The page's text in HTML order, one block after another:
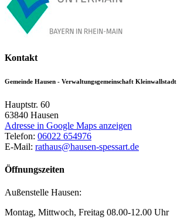
Kontakt
Gemeinde Hausen - Verwaltungsgemeinschaft Kleinwallstadt
Hauptstr. 60
63840 Hausen
Adresse in Google Maps anzeigen
Telefon: 06022 654976
E-Mail: rathaus@hausen-spessart.de
Öffnungszeiten
Außenstelle Hausen:
Montag, Mittwoch, Freitag 08.00-12.00 Uhr